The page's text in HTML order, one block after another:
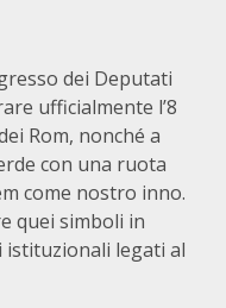
dei Deputati
ufficialmente l’8
Rom, nonché a
con una ruota
come nostro inno.
quei simboli in
istituzionali legati al